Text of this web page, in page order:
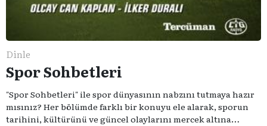
Dinle
Spor Sohbetleri
"Spor Sohbetleri" ile spor dünyasının nabzını tutmaya hazır
mısınız? Her bölümde farklı bir konuyu ele alarak, sporun
tarihini, kültürünü ve güncel olaylarını mercek altına